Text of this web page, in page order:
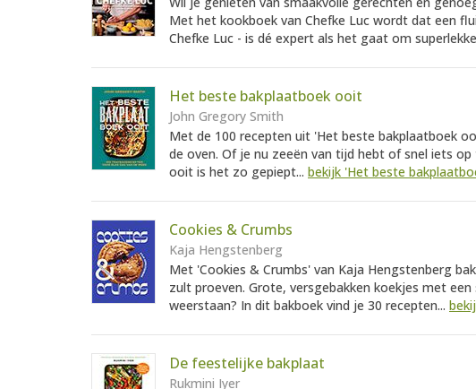
Met het kookboek van Chefke Luc wordt dat een
Chefke Luc - is dé expert als het gaat om
Het beste bakplaatboek ooit
John Gregory Smith
Met de 100 recepten uit 'Het beste bakplaatboek
de oven. Of je nu zeeën van tijd hebt of snel iets
ooit is het zo gepiept... bekijk 'Het beste
Cookies & Crumbs
Kaja Hengstenberg
Met 'Cookies & Crumbs' van Kaja Hengstenberg
zult proeven. Grote, versgebakken koekjes met
weerstaan? In dit bakboek vind je 30 recepten...
De feestelijke bakplaat
Rukmini Iyer